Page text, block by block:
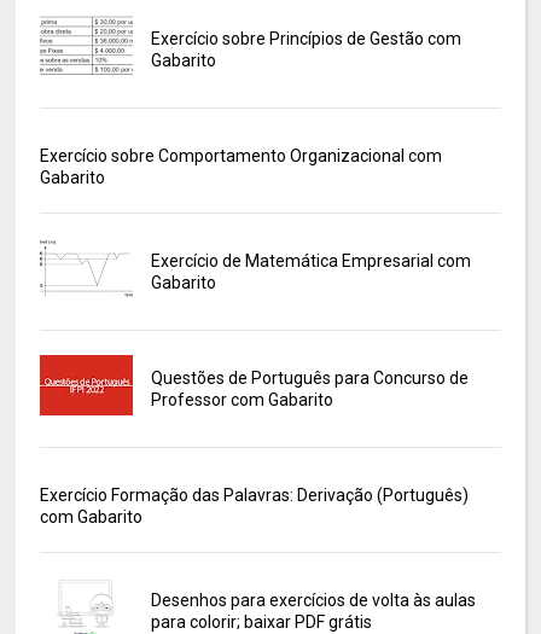
Exercício sobre Princípios de Gestão com
Gabarito
Exercício sobre Comportamento Organizacional com
Gabarito
Exercício de Matemática Empresarial com
Gabarito
Questões de Português para Concurso de
Professor com Gabarito
Exercício Formação das Palavras: Derivação (Português)
com Gabarito
Desenhos para exercícios de volta às aulas
para colorir; baixar PDF grátis